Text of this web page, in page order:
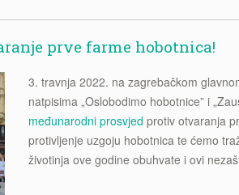
prve farme hobotnica!
3. travnja 2022. na zagrebačkom
natpisima „Oslobodimo hobotnice” i
međunarodni prosvjed protiv otvaranja
protivljenje uzgoju hobotnica te ćemo
životinja ove godine obuhvate i ovi